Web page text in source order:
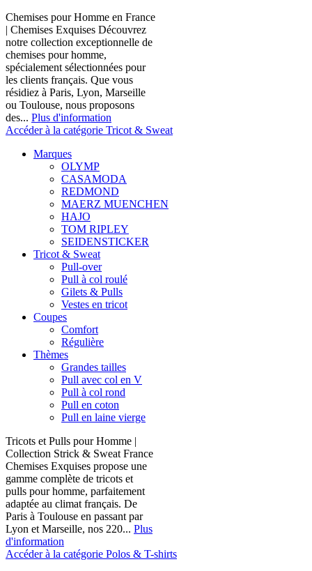
Chemises pour Homme en France
| Chemises Exquises Découvrez
notre collection exceptionnelle de
chemises pour homme,
spécialement sélectionnées pour
les clients français. Que vous
résidiez à Paris, Lyon, Marseille
ou Toulouse, nous proposons
des... Plus d'information
Accéder à la catégorie Tricot & Sweat
Marques
OLYMP
CASAMODA
REDMOND
MAERZ MUENCHEN
HAJO
TOM RIPLEY
SEIDENSTICKER
Tricot & Sweat
Pull-over
Pull à col roulé
Gilets & Pulls
Vestes en tricot
Coupes
Comfort
Régulière
Thèmes
Grandes tailles
Pull avec col en V
Pull à col rond
Pull en coton
Pull en laine vierge
Tricots et Pulls pour Homme |
Collection Strick & Sweat France
Chemises Exquises propose une
gamme complète de tricots et
pulls pour homme, parfaitement
adaptée au climat français. De
Paris à Toulouse en passant par
Lyon et Marseille, nos 220... Plus
d'information
Accéder à la catégorie Polos & T-shirts